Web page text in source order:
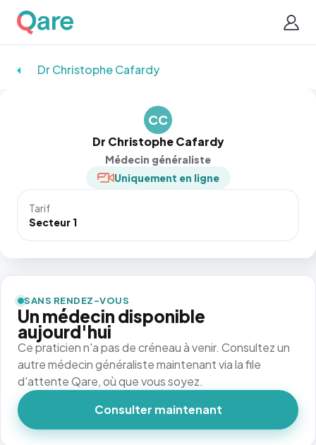
Dr Christophe Cafardy
CC
Dr Christophe Cafardy
Médecin généraliste
Uniquement en ligne
Tarif
Secteur 1
SANS RENDEZ-VOUS
Un médecin disponible
aujourd'hui
Ce praticien n'a pas de créneau à venir. Consultez un
autre médecin généraliste maintenant via la file
d'attente Qare, où que vous soyez.
Consulter maintenant